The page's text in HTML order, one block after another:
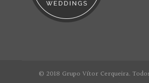
© 2018 Grupo Vítor Cerqueira.